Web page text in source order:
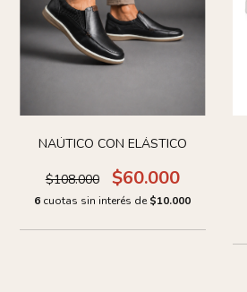
NAÚTICO CON ELÁSTICO
$108.000 $60.000
6 cuotas sin interés de $10.000